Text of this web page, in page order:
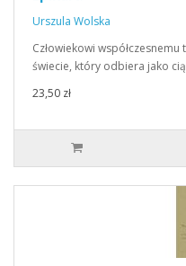
Urszula Wolska
Człowiekowi
świecie, który odbiera jako
23,50 zł